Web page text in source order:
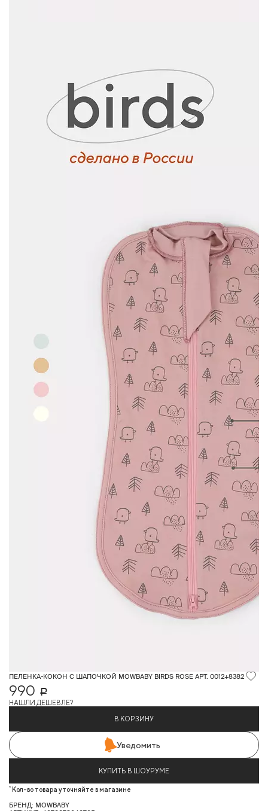
ПЕЛЕНКА-КОКОН С ШАПОЧКОЙ MOWBABY BIRDS ROSE АРТ. 0012+8382
990
Р
НАШЛИ ДЕШЕВЛЕ?
В КОРЗИНУ
Уведомить
КУПИТЬ В ШОУРУМЕ
* Кол-во товара уточняйте в магазине
БРЕНД: MOWBABY